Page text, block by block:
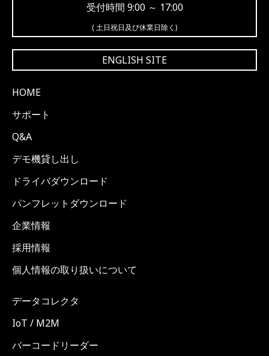
受付時間 9:00 ～ 17:00
( 土日祝日及び休業日除く)
ENGLISH SITE
HOME
サポート
Q&A
デモ機貸し出し
ドライバダウンロード
パンフレットダウンロード
企業情報
採用情報
個人情報の取り扱いについて
データコレクタ
IoT / M2M
バーコードリーダー